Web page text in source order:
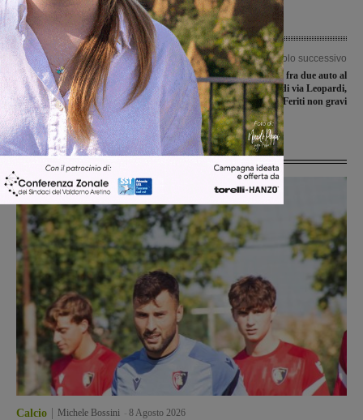
Articolo precedente
Sangue, scarseggiano le scorte negli
ospedali toscani. La Regione lancia
l’appello ai donatori
Articolo successivo
Schianto fra due auto al
sottopassaggio di via Leopardi,
impatto tremendo. Feriti non gravi
Ultime Notizie
Calcio Michele Bossini 8 Agosto 2026